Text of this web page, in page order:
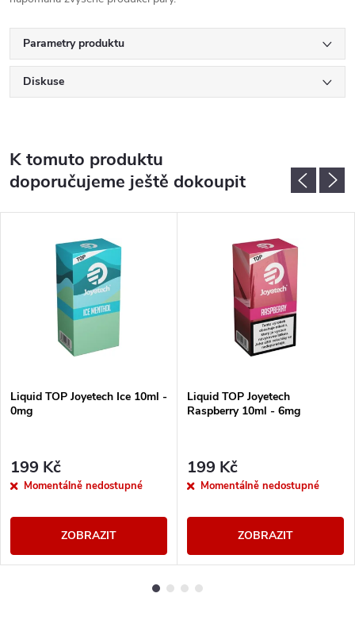
Parametry produktu
Diskuse
K tomuto produktu
doporučujeme ještě dokoupit
Liquid TOP Joyetech Ice 10ml -
0mg
199 Kč
Momentálně nedostupné
ZOBRAZIT
Liquid TOP Joyetech
Raspberry 10ml - 6mg
199 Kč
Momentálně nedostupné
ZOBRAZIT